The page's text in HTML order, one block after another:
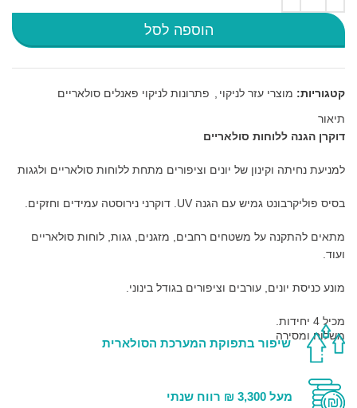
הוספה לסל
קטגוריות: מוצרי עזר לניקוי
פתרונות לניקוי פאנלים סולאריים
תיאור
דוקרן הגנה ללוחות סולאריים
למניעת נחיתה וקינון של יונים וציפורים מתחת ללוחות סולאריים ולגגות
בסיס פוליקרבונט גמיש עם הגנה UV. דוקרני נירוסטה עמידים וחזקים.
מתאים להתקנה על משטחים רחבים, מזגנים, גגות, לוחות סולאריים
ועוד.
מונע כניסת יונים, עורבים וציפורים בגודל בינוני.
מכיל 4 יחידות.
דוקרן דגם H.
גובה הקוצים מתכוונן לפי תנאי השטח.
משלוח ומסירה
שיפור בתפוקת המערכת הסולארית
מעל 3,300 ₪ רווח שנתי